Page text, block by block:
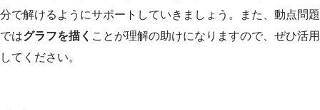
分で解けるようにサポートしていきましょう。また、動点問題
ではグラフを描く ことが理解の助けになりますので、ぜひ活用
してください。